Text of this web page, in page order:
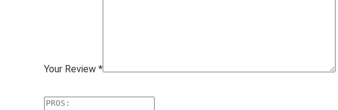
Your Review *